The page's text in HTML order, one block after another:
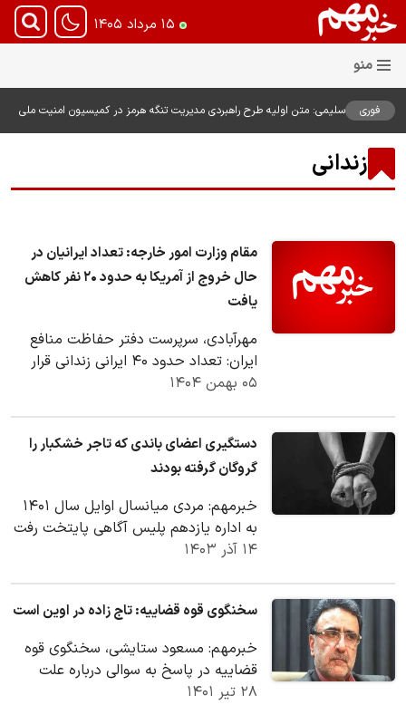
۱۵ مرداد ۱۴۰۵
فوری
سلیمی: متن اولیه طرح راهبردی مدیریت تنگه هرمز در کمیسیون امنیت ملی
زندانی
مقام وزارت امور خارجه: تعداد ایرانیان در
حال خروج از آمریکا به حدود ۲۰ نفر کاهش
یافت
مهرآبادی، سرپرست دفتر حفاظت منافع
ایران: تعداد حدود ۴۰ ایرانی زندانی قرار
بود روز یکشنبه به وقت محلی (پنجم
۰۵ بهمن ۱۴۰۴
دستگیری اعضای باندی که تاجر خشکبار را
گروگان گرفته بودند
خبرمهم: مردی میانسال اوایل سال ۱۴۰۱
به اداره یازدهم پلیس آگاهی پایتخت رفت
و از ناپدید شدن پسرش خبر داد.
۱۴ آذر ۱۴۰۳
سخنگوی قوه قضاییه: تاج زاده در اوین است
خبرمهم: مسعود ستایشی، سخنگوی قوه
قضاییه در پاسخ به سوالی درباره علت
بازداشت مصطفی تاج زاده گفت: رسیدگی
۲۸ تیر ۱۴۰۱